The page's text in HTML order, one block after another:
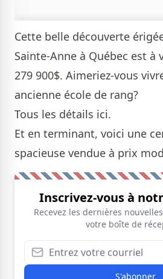
Cette belle découverte
Sainte-Anne à Québec est à
279 900$. Aimeriez-vous
ancienne école de rang?
Tous les détails ici.
Et en terminant, voici une
spacieuse vendue à prix
Inscrivez-vous à
Recevez les dernières
votre boîte de
S'abonner